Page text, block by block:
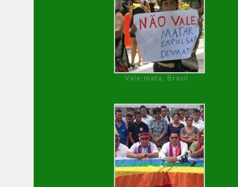
Vale mata, Brasil